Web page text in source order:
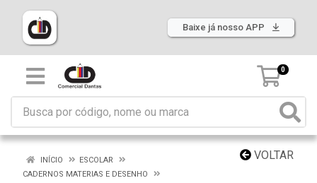
Baixe já nosso APP
0
VOLTAR
INÍCIO
ESCOLAR
CADERNOS MATERIAS E DESENHO